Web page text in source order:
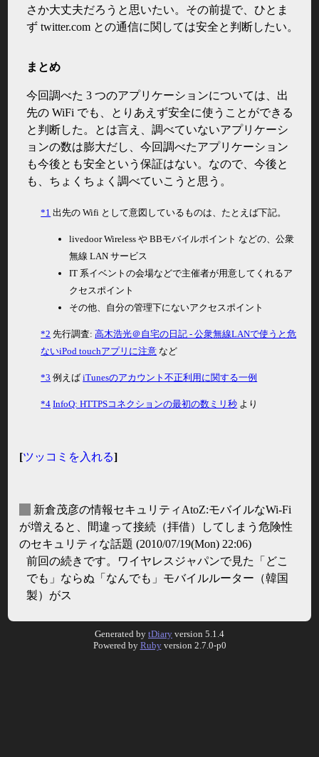
さか大丈夫だろうと思いたい。その前提で、ひとま
ず twitter.com との通信に関しては安全と判断したい。
まとめ
今回調べた 3 つのアプリケーションについては、出
先の WiFi でも、とりあえず安全に使うことができる
と判断した。とは言え、調べていないアプリケーシ
ョンの数は膨大だし、今回調べたアプリケーション
も今後とも安全という保証はない。なので、今後と
も、ちょくちょく調べていこうと思う。
*1 出先の Wifi として意図しているものは、たとえば下記。
livedoor Wireless や BBモバイルポイント などの、公衆
無線 LAN サービス
IT 系イベントの会場などで主催者が用意してくれるア
クセスポイント
その他、自分の管理下にないアクセスポイント
*2 先行調査:高木浩光＠自宅の日記 - 公衆無線LANで使うと危
ないiPod touchアプリに注意 など
*3 例えばiTunesのアカウント不正利用に関する一例
*4 InfoQ: HTTPSコネクションの最初の数ミリ秒 より
[ツッコミを入れる]
新倉茂彦の情報セキュリティAtoZ:モバイルなWi-Fi
が増えると、間違って接続（拝借）してしまう危険性
のセキュリティな話題 (2010/07/19(Mon) 22:06)
前回の続きです。ワイヤレスジャパンで見た「どこ
でも」ならぬ「なんでも」モバイルルーター（韓国
製）がス
Generated by tDiary version 5.1.4
Powered by Rubyversion 2.7.0-p0